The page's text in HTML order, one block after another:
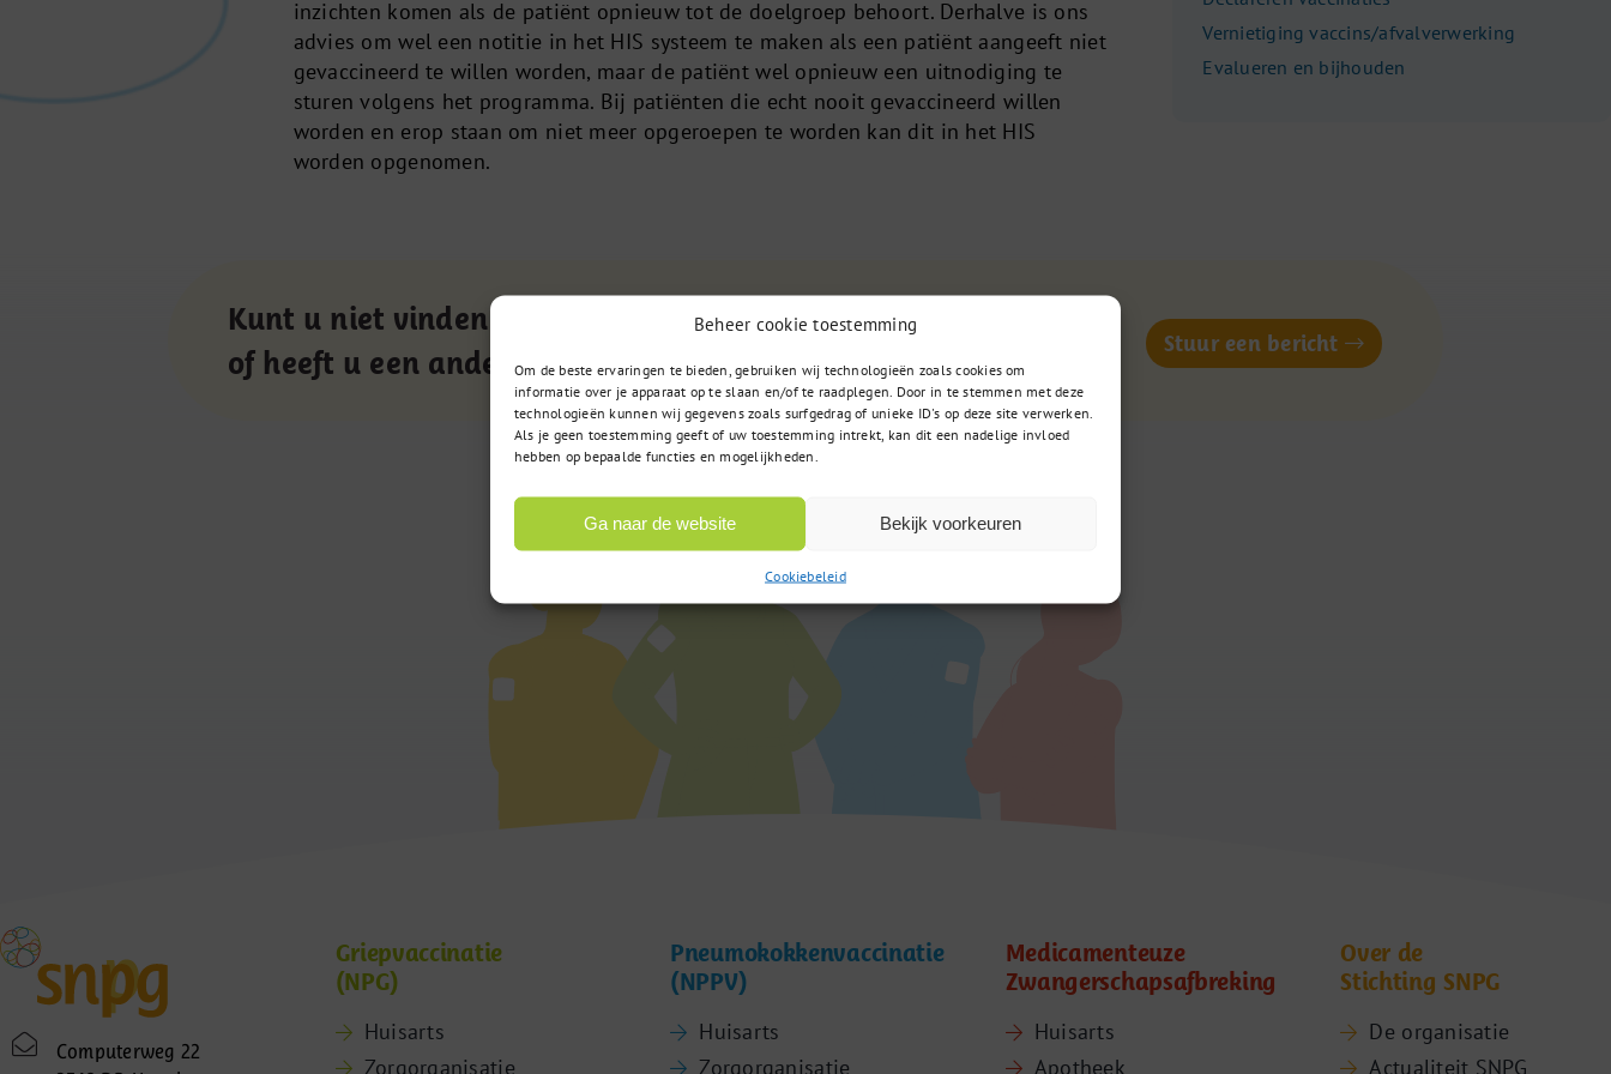
Beheer cookie toestemming
Om de beste ervaringen te bieden, gebruiken wij technologieën zoals cookies om
informatie over je apparaat op te slaan en/of te raadplegen. Door in te stemmen met deze
technologieën kunnen wij gegevens zoals surfgedrag of unieke ID's op deze site verwerken.
Als je geen toestemming geeft of uw toestemming intrekt, kan dit een nadelige invloed
hebben op bepaalde functies en mogelijkheden.
Ga naar de website Bekijk voorkeuren
Cookiebeleid
inzichten komen als de patiënt opnieuw tot de doelgroep behoort. Derhalve is ons
advies om wel een notitie in het HIS systeem te maken als een patiënt aangeeft niet
gevaccineerd te willen worden, maar de patiënt wel opnieuw een uitnodiging te
sturen volgens het programma. Bij patiënten die echt nooit gevaccineerd willen
worden en erop staan om niet meer opgeroepen te worden kan dit in het HIS
worden opgenomen.
Vernietiging vaccins/afvalverwerking
Evalueren en bijhouden
Kunt u niet vinden wat u zoekt
of heeft u een andere vraag?
085 – 02 98 705
van 9:00u tot 17:00u
Stuur een bericht
Computerweg 22
Griepvaccinatie
(NPG)
Huisarts
Zorgorganisatie
Pneumokokkenvaccinatie
(NPPV)
Huisarts
Zorgorganisatie
Medicamenteuze
Zwangerschapsafbreking
Huisarts
Apotheek
Over de
Stichting SNPG
De organisatie
Actualiteit SNPG